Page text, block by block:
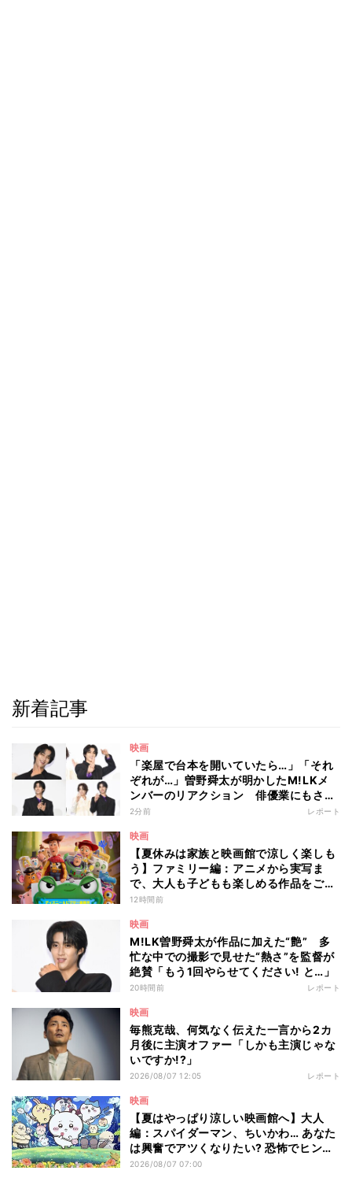
新着記事
映画
「楽屋で台本を開いていたら…」「それ
ぞれが…」曽野舜太が明かしたM!LKメ
ンバーのリアクション 俳優業にもさら
なる意欲
2分前 レポート
映画
【夏休みは家族と映画館で涼しく楽しも
う】ファミリー編：アニメから実写ま
で、大人も子どもも楽しめる作品をご紹
介 - 編集部が注目する最新映画5選
12時間前
映画
M!LK曽野舜太が作品に加えた“艶” 多
忙な中での撮影で見せた“熱さ”を監督が
絶賛「もう1回やらせてください! と…」
20時間前 レポート
映画
毎熊克哉、何気なく伝えた一言から2カ
月後に主演オファー「しかも主演じゃな
いですか!?」
2026/08/07 12:05 レポート
映画
【夏はやっぱり涼しい映画館へ】大人
編：スパイダーマン、ちいかわ… あなた
は興奮でアツくなりたい? 恐怖でヒンヤ
リしたい? - 編集部が注目する最新映画5
2026/08/07 07:00